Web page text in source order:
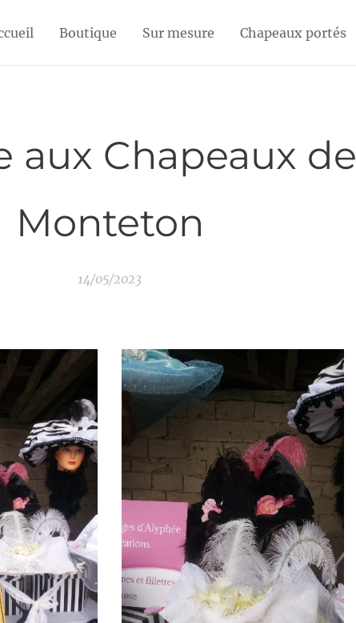
Boutique Sur mesure Chapeaux portés
aux Chapeaux de
Monteton
14/05/2023